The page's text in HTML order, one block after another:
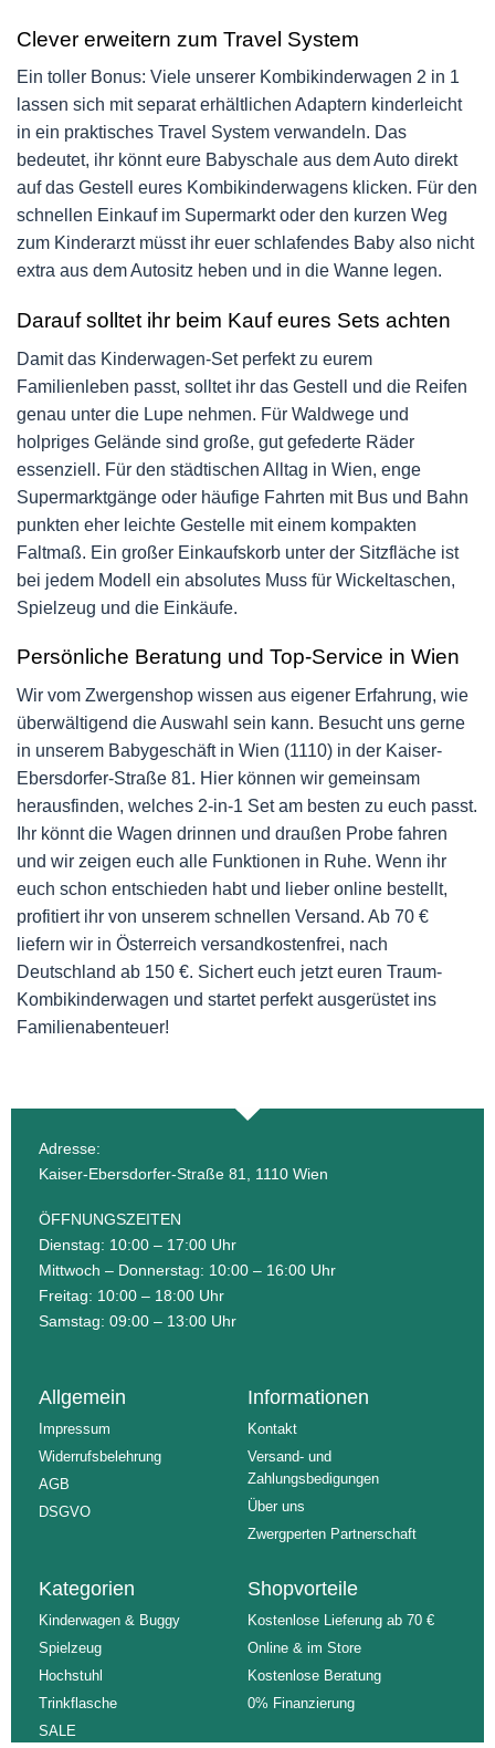
Clever erweitern zum Travel System
Ein toller Bonus: Viele unserer Kombikinderwagen 2 in 1
lassen sich mit separat erhältlichen Adaptern kinderleicht
in ein praktisches Travel System verwandeln. Das
bedeutet, ihr könnt eure Babyschale aus dem Auto direkt
auf das Gestell eures Kombikinderwagens klicken. Für den
schnellen Einkauf im Supermarkt oder den kurzen Weg
zum Kinderarzt müsst ihr euer schlafendes Baby also nicht
extra aus dem Autositz heben und in die Wanne legen.
Darauf solltet ihr beim Kauf eures Sets achten
Damit das Kinderwagen-Set perfekt zu eurem
Familienleben passt, solltet ihr das Gestell und die Reifen
genau unter die Lupe nehmen. Für Waldwege und
holpriges Gelände sind große, gut gefederte Räder
essenziell. Für den städtischen Alltag in Wien, enge
Supermarktgänge oder häufige Fahrten mit Bus und Bahn
punkten eher leichte Gestelle mit einem kompakten
Faltmaß. Ein großer Einkaufskorb unter der Sitzfläche ist
bei jedem Modell ein absolutes Muss für Wickeltaschen,
Spielzeug und die Einkäufe.
Persönliche Beratung und Top-Service in Wien
Wir vom Zwergenshop wissen aus eigener Erfahrung, wie
überwältigend die Auswahl sein kann. Besucht uns gerne
in unserem Babygeschäft in Wien (1110) in der Kaiser-
Ebersdorfer-Straße 81. Hier können wir gemeinsam
herausfinden, welches 2-in-1 Set am besten zu euch passt.
Ihr könnt die Wagen drinnen und draußen Probe fahren
und wir zeigen euch alle Funktionen in Ruhe. Wenn ihr
euch schon entschieden habt und lieber online bestellt,
profitiert ihr von unserem schnellen Versand. Ab 70 €
liefern wir in Österreich versandkostenfrei, nach
Deutschland ab 150 €. Sichert euch jetzt euren Traum-
Kombikinderwagen und startet perfekt ausgerüstet ins
Familienabenteuer!
Adresse:
Kaiser-Ebersdorfer-Straße 81, 1110 Wien
ÖFFNUNGSZEITEN
Dienstag: 10:00 – 17:00 Uhr
Mittwoch – Donnerstag: 10:00 – 16:00 Uhr
Freitag: 10:00 – 18:00 Uhr
Samstag: 09:00 – 13:00 Uhr
Allgemein
Impressum
Widerrufsbelehrung
AGB
DSGVO
Informationen
Kontakt
Versand- und
Zahlungsbedigungen
Über uns
Zwergperten Partnerschaft
Kategorien
Kinderwagen & Buggy
Spielzeug
Hochstuhl
Trinkflasche
SALE
Shopvorteile
Kostenlose Lieferung ab 70 €
Online & im Store
Kostenlose Beratung
0% Finanzierung